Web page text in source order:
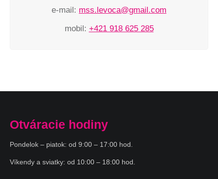
e-mail: mss.levoca@gmail.com
mobil: +421 918 625 285
Otváracie hodiny
Pondelok – piatok: od 9:00 – 17:00 hod.
Víkendy a sviatky: od 10:00 – 18:00 hod.